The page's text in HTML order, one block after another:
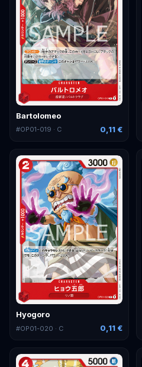
Bartolomeo
#OP01-019 · C 0,11 €
Hyogoro
#OP01-020 · C 0,11 €